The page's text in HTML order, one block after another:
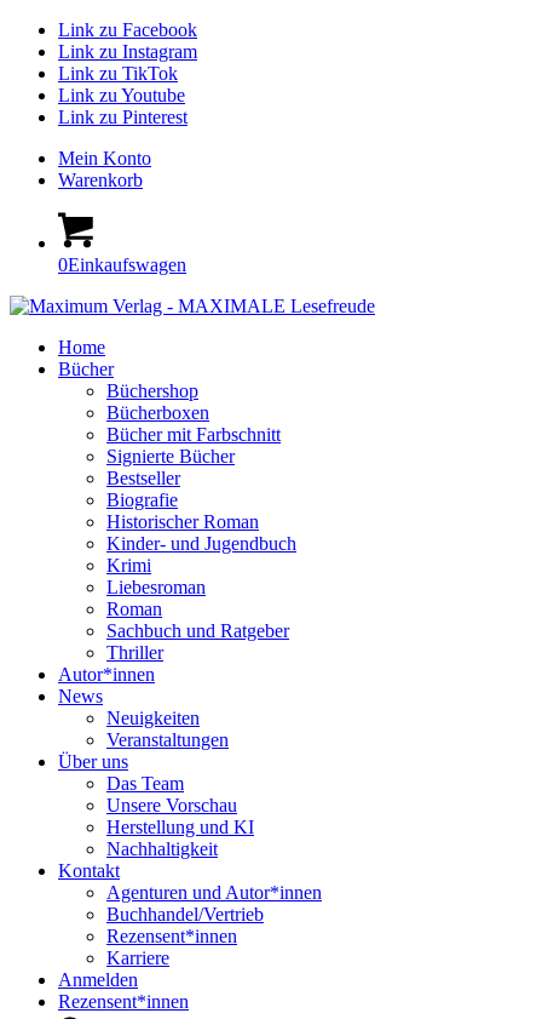
Link zu Facebook
Link zu Instagram
Link zu TikTok
Link zu Youtube
Link zu Pinterest
Mein Konto
Warenkorb
0Einkaufswagen
Home
Bücher
Büchershop
Bücherboxen
Bücher mit Farbschnitt
Signierte Bücher
Bestseller
Biografie
Historischer Roman
Kinder- und Jugendbuch
Krimi
Liebesroman
Roman
Sachbuch und Ratgeber
Thriller
Autor*innen
News
Neuigkeiten
Veranstaltungen
Über uns
Das Team
Unsere Vorschau
Herstellung und KI
Nachhaltigkeit
Kontakt
Agenturen und Autor*innen
Buchhandel/Vertrieb
Rezensent*innen
Karriere
Anmelden
Rezensent*innen